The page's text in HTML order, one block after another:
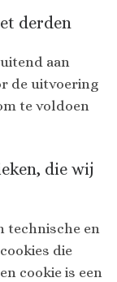
derden
aan
de uitvoering
te voldoen
die wij
technische en
die
cookie is een